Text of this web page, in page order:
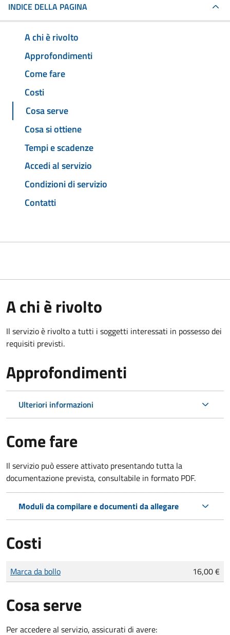
INDICE DELLA PAGINA
A chi è rivolto
Approfondimenti
Come fare
Costi
Cosa serve
Cosa si ottiene
Tempi e scadenze
Accedi al servizio
Condizioni di servizio
Contatti
A chi è rivolto
Il servizio è rivolto a tutti i soggetti interessati in possesso dei
requisiti previsti.
Approfondimenti
Ulteriori informazioni
Come fare
Il servizio può essere attivato presentando tutta la
documentazione prevista, consultabile in formato PDF.
Moduli da compilare e documenti da allegare
Costi
Tipo di pagamento
Importo
Marca da bollo 16,00 €
Cosa serve
Per accedere al servizio, assicurati di avere: